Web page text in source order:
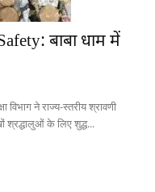
बाबा धाम में
ने राज्य-स्तरीय श्रावणी
श्रद्धालुओं के लिए शुद्ध...